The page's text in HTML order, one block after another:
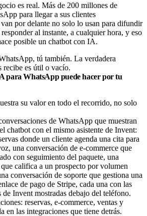
es real. Más de 200 millones de
para llegar a sus clientes
por delante no solo lo usan para difundir
al instante, a cualquier hora, y eso
posible un chatbot con IA.
tú también. La verdadera
recibe es útil o vacío.
para WhatsApp puede hacer por tu
su valor en todo el recorrido, no solo
reservas, e-commerce, ventas y
en las integraciones que tiene detrás.